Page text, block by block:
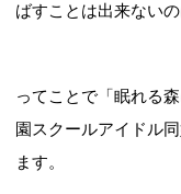
ばすことは出来ない
ってことで「眠れる
園スクールアイドル
ます。